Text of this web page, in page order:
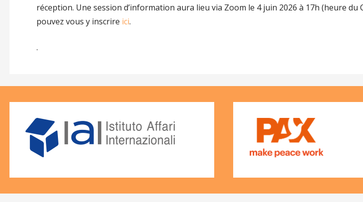
réception. Une session d’information aura lieu via Zoom le 4 juin 2026 à 17h (heure du
pouvez vous y inscrire ici.
.